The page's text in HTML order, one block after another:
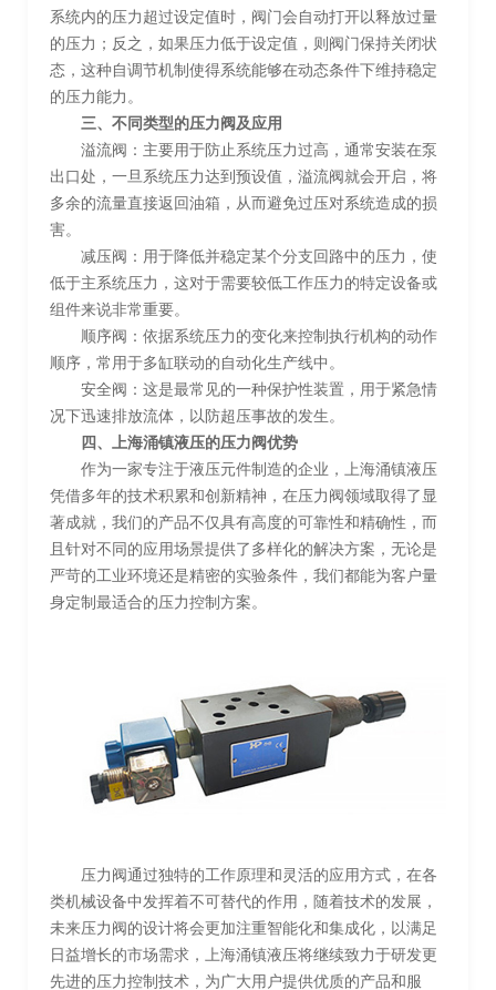
系统内的压力超过设定值时，阀门会自动打开以释放过量
的压力；反之，如果压力低于设定值，则阀门保持关闭状
态，这种自调节机制使得系统能够在动态条件下维持稳定
的压力能力。
三、不同类型的压力阀及应用
溢流阀：主要用于防止系统压力过高，通常安装在泵
出口处，一旦系统压力达到预设值，溢流阀就会开启，将
多余的流量直接返回油箱，从而避免过压对系统造成的损
害。
减压阀：用于降低并稳定某个分支回路中的压力，使
低于主系统压力，这对于需要较低工作压力的特定设备或
组件来说非常重要。
顺序阀：依据系统压力的变化来控制执行机构的动作
顺序，常用于多缸联动的自动化生产线中。
安全阀：这是最常见的一种保护性装置，用于紧急情
况下迅速排放流体，以防超压事故的发生。
四、上海涌镇液压的压力阀优势
作为一家专注于液压元件制造的企业，上海涌镇液压
凭借多年的技术积累和创新精神，在压力阀领域取得了显
著成就，我们的产品不仅具有高度的可靠性和精确性，而
且针对不同的应用场景提供了多样化的解决方案，无论是
严苛的工业环境还是精密的实验条件，我们都能为客户量
身定制最适合的压力控制方案。
压力阀通过独特的工作原理和灵活的应用方式，在各
类机械设备中发挥着不可替代的作用，随着技术的发展，
未来压力阀的设计将会更加注重智能化和集成化，以满足
日益增长的市场需求，上海涌镇液压将继续致力于研发更
先进的压力控制技术，为广大用户提供优质的产品和服